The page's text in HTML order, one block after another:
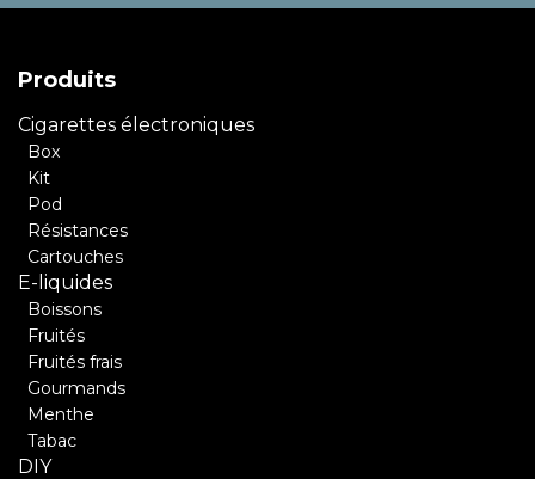
Produits
Cigarettes électroniques
Box
Kit
Pod
Résistances
Cartouches
E-liquides
Boissons
Fruités
Fruités frais
Gourmands
Menthe
Tabac
DIY